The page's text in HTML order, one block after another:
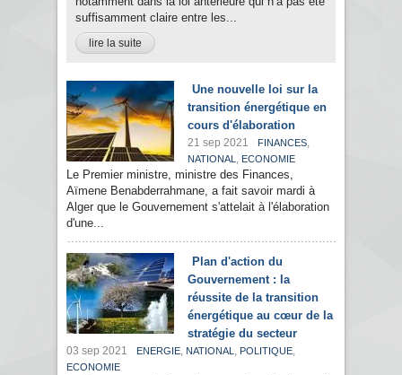
suffisamment claire entre les...
lire la suite
Une nouvelle loi sur la
transition énergétique en
cours d'élaboration
21 sep 2021 FINANCES,
NATIONAL , ECONOMIE
Le Premier ministre, ministre des Finances,
Aïmene Benabderrahmane, a fait savoir mardi à
Alger que le Gouvernement s'attelait à l'élaboration
d'une...
Plan d'action du
Gouvernement : la
réussite de la transition
énergétique au cœur de la
stratégie du secteur
03 sep 2021 ENERGIE, NATIONAL , POLITIQUE,
ECONOMIE